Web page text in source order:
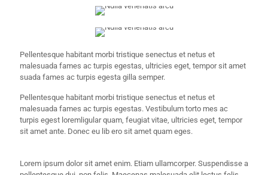
Pellentesque habitant morbi tristique senectus et netus et
malesuada fames ac turpis egestas, ultricies eget, tempor sit amet
suada fames ac turpis egesta gilla semper.
Pellentesque habitant morbi tristique senectus et netus et
malesuada fames ac turpis egestas. Vestibulum torto mes ac
turpis egest loremligular quam, feugiat vitae, ultricies eget, tempor
sit amet ante. Donec eu lib ero sit amet quam eges.
Lorem ipsum dolor sit amet enim. Etiam ullamcorper. Suspendisse a